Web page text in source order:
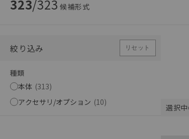
323/323 候補形式
絞り込み リセット
種類
本体 (313)
アクセサリ/オプション (10)
選択